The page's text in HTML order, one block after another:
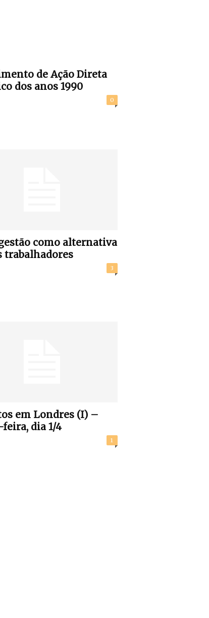
de Ação Direta
dos anos 1990
0
como alternativa
trabalhadores
3
em Londres (I) –
dia 1/4
1